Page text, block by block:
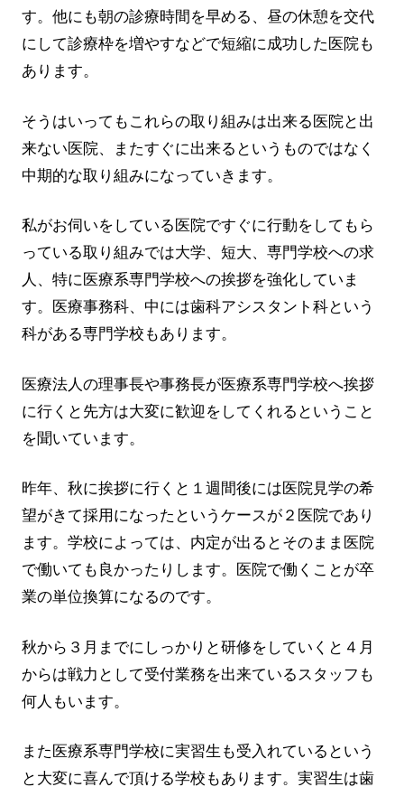
す。他にも朝の診療時間を早める、昼の休憩を交代
にして診療枠を増やすなどで短縮に成功した医院も
あります。
そうはいってもこれらの取り組みは出来る医院と出
来ない医院、またすぐに出来るというものではなく
中期的な取り組みになっていきます。
私がお伺いをしている医院ですぐに行動をしてもら
っている取り組みでは大学、短大、専門学校への求
人、特に医療系専門学校への挨拶を強化していま
す。医療事務科、中には歯科アシスタント科という
科がある専門学校もあります。
医療法人の理事長や事務長が医療系専門学校へ挨拶
に行くと先方は大変に歓迎をしてくれるということ
を聞いています。
昨年、秋に挨拶に行くと１週間後には医院見学の希
望がきて採用になったというケースが２医院であり
ます。学校によっては、内定が出るとそのまま医院
で働いても良かったりします。医院で働くことが卒
業の単位換算になるのです。
秋から３月までにしっかりと研修をしていくと４月
からは戦力として受付業務を出来ているスタッフも
何人もいます。
また医療系専門学校に実習生も受入れているという
と大変に喜んで頂ける学校もあります。実習生は歯